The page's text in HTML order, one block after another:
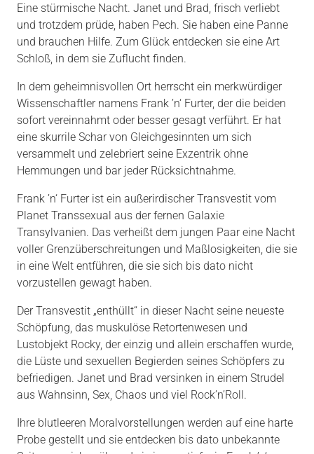
Eine stürmische Nacht. Janet und Brad, frisch verliebt
und trotzdem prüde, haben Pech. Sie haben eine Panne
und brauchen Hilfe. Zum Glück entdecken sie eine Art
Schloß, in dem sie Zuflucht finden.
In dem geheimnisvollen Ort herrscht ein merkwürdiger
Wissenschaftler namens Frank ’n‘ Furter, der die beiden
sofort vereinnahmt oder besser gesagt verführt. Er hat
eine skurrile Schar von Gleichgesinnten um sich
versammelt und zelebriert seine Exzentrik ohne
Hemmungen und bar jeder Rücksichtnahme.
Frank ’n‘ Furter ist ein außerirdischer Transvestit vom
Planet Transsexual aus der fernen Galaxie
Transylvanien. Das verheißt dem jungen Paar eine Nacht
voller Grenzüberschreitungen und Maßlosigkeiten, die sie
in eine Welt entführen, die sie sich bis dato nicht
vorzustellen gewagt haben.
Der Transvestit „enthüllt“ in dieser Nacht seine neueste
Schöpfung, das muskulöse Retortenwesen und
Lustobjekt Rocky, der einzig und allein erschaffen wurde,
die Lüste und sexuellen Begierden seines Schöpfers zu
befriedigen. Janet und Brad versinken in einem Strudel
aus Wahnsinn, Sex, Chaos und viel Rock’n’Roll.
Ihre blutleeren Moralvorstellungen werden auf eine harte
Probe gestellt und sie entdecken bis dato unbekannte